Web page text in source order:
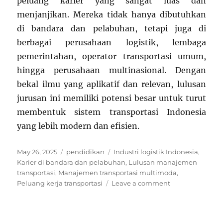
menjanjikan. Mereka tidak hanya dibutuhkan
di bandara dan pelabuhan, tetapi juga di
berbagai perusahaan logistik, lembaga
pemerintahan, operator transportasi umum,
hingga perusahaan multinasional. Dengan
bekal ilmu yang aplikatif dan relevan, lulusan
jurusan ini memiliki potensi besar untuk turut
membentuk sistem transportasi Indonesia
yang lebih modern dan efisien.
Posted
on
May 26, 2025 Categories
pendidikan Tags
Industri logistik Indonesia,
Karier di bandara dan pelabuhan, Lulusan manajemen
transportasi, Manajemen transportasi multimoda,
Peluang kerja transportasi
Leave a commenton